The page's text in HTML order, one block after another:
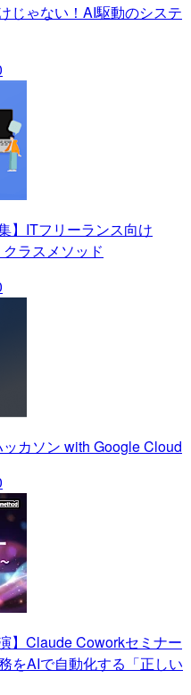
じゃない！AI駆動のシステ
】ITフリーランス向け
ラスメソッド
ッカソン with Google Cloud
】Claude Coworkセミナー
をAIで自動化する「正しい